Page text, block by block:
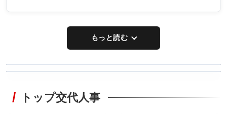
もっと読む
非鉄業界で
タックトレー
トップ交代人事